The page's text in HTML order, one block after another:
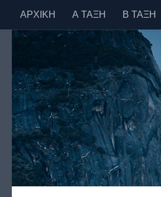
Skip to content
ΑΡΧΙΚΗ Α ΤΑΞΗ Β ΤΑΞΗ